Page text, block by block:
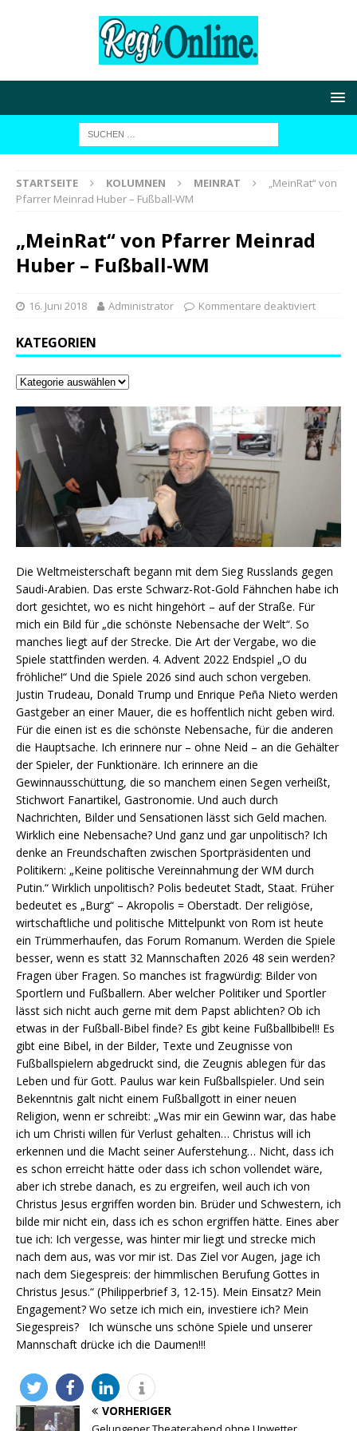
STARTSEITE KOLUMNEN MEINRAT
„MeinRat“ von
Pfarrer Meinrad Huber – Fußball-WM
„MeinRat“ von Pfarrer Meinrad
Huber – Fußball-WM
16. Juni 2018 Administrator Kommentare deaktiviert
KATEGORIEN
Die Weltmeisterschaft begann mit dem Sieg Russlands gegen
Saudi-Arabien. Das erste Schwarz-Rot-Gold Fähnchen habe ich
dort gesichtet, wo es nicht hingehört – auf der Straße. Für
mich ein Bild für „die schönste Nebensache der Welt“. So
manches liegt auf der Strecke. Die Art der Vergabe, wo die
Spiele stattfinden werden. 4. Advent 2022 Endspiel „O du
fröhliche!“ Und die Spiele 2026 sind auch schon vergeben.
Justin Trudeau, Donald Trump und Enrique Peña Nieto werden
Gastgeber an einer Mauer, die es hoffentlich nicht geben wird.
Für die einen ist es die schönste Nebensache, für die anderen
die Hauptsache. Ich erinnere nur – ohne Neid – an die Gehälter
der Spieler, der Funktionäre. Ich erinnere an die
Gewinnausschüttung, die so manchem einen Segen verheißt,
Stichwort Fanartikel, Gastronomie. Und auch durch
Nachrichten, Bilder und Sensationen lässt sich Geld machen.
Wirklich eine Nebensache? Und ganz und gar unpolitisch? Ich
denke an Freundschaften zwischen Sportpräsidenten und
Politikern: „Keine politische Vereinnahmung der WM durch
Putin.“ Wirklich unpolitisch? Polis bedeutet Stadt, Staat. Früher
bedeutet es „Burg“ – Akropolis = Oberstadt. Der religiöse,
wirtschaftliche und politische Mittelpunkt von Rom ist heute
ein Trümmerhaufen, das Forum Romanum. Werden die Spiele
besser, wenn es statt 32 Mannschaften 2026 48 sein werden?
Fragen über Fragen. So manches ist fragwürdig: Bilder von
Sportlern und Fußballern. Aber welcher Politiker und Sportler
lässt sich nicht auch gerne mit dem Papst ablichten? Ob ich
etwas in der Fußball-Bibel finde? Es gibt keine Fußballbibel!! Es
gibt eine Bibel, in der Bilder, Texte und Zeugnisse von
Fußballspielern abgedruckt sind, die Zeugnis ablegen für das
Leben und für Gott. Paulus war kein Fußballspieler. Und sein
Bekenntnis galt nicht einem Fußballgott in einer neuen
Religion, wenn er schreibt: „Was mir ein Gewinn war, das habe
ich um Christi willen für Verlust gehalten… Christus will ich
erkennen und die Macht seiner Auferstehung… Nicht, dass ich
es schon erreicht hätte oder dass ich schon vollendet wäre,
aber ich strebe danach, es zu ergreifen, weil auch ich von
Christus Jesus ergriffen worden bin. Brüder und Schwestern, ich
bilde mir nicht ein, dass ich es schon ergriffen hätte. Eines aber
tue ich: Ich vergesse, was hinter mir liegt und strecke mich
nach dem aus, was vor mir ist. Das Ziel vor Augen, jage ich
nach dem Siegespreis: der himmlischen Berufung Gottes in
Christus Jesus.“ (Philipperbrief 3, 12-15). Mein Einsatz? Mein
Engagement? Wo setze ich mich ein, investiere ich? Mein
Siegespreis? Ich wünsche uns schöne Spiele und unserer
Mannschaft drücke ich die Daumen!!!
VORHERIGER